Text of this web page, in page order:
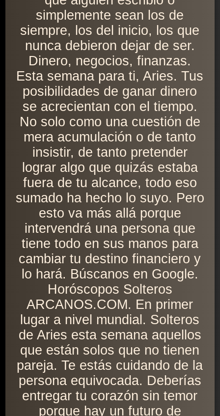
simplemente sean los de
siempre, los del inicio, los que
nunca debieron dejar de ser.
Dinero, negocios, finanzas.
Esta semana para ti, Aries. Tus
posibilidades de ganar dinero
se acrecientan con el tiempo.
No solo como una cuestión de
mera acumulación o de tanto
insistir, de tanto pretender
lograr algo que quizás estaba
fuera de tu alcance, todo eso
sumado ha hecho lo suyo. Pero
esto va más allá porque
intervendrá una persona que
tiene todo en sus manos para
cambiar tu destino financiero y
lo hará. Búscanos en Google.
Horóscopos Solteros
ARCANOS.COM. En primer
lugar a nivel mundial. Solteros
de Aries esta semana aquellos
que están solos que no tienen
pareja. Te estás cuidando de la
persona equivocada. Deberías
entregar tu corazón sin temor
porque hay un futuro de